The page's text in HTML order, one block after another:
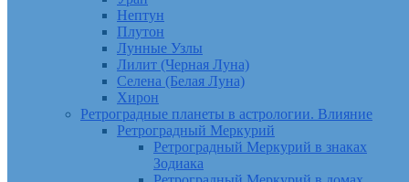
Нептун
Плутон
Лунные Узлы
Лилит (Черная Луна)
Селена (Белая Луна)
Хирон
Ретроградные планеты в астрологии. Влияние
Ретроградный Меркурий
Ретроградный Меркурий в знаках
Зодиака